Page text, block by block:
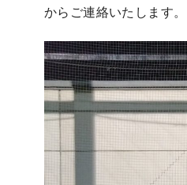
からご連絡いたします。